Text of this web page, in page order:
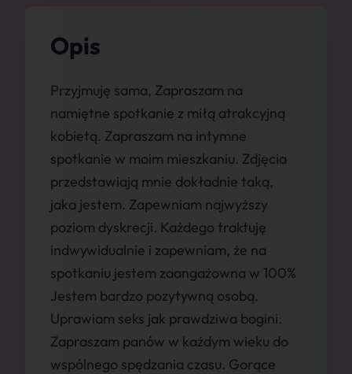
Opis
Przyjmuję sama, Zapraszam na
namiętne spotkanie z miłą atrakcyjną
kobietą. Zapraszam na intymne
spotkanie w moim mieszkaniu. Zdjęcia
przedstawiają mnie dokładnie taką,
jaka jestem. Zapewniam najwyższy
poziom dyskrecji. Każdego traktuję
indwywidualnie i zapewniam, że na
spotkaniu jestem zaangażowna w 100%
Jestem bardzo pozytywną osobą.
Uprawiam seks jak prawdziwa bogini.
Zapraszam panów w każdym wieku do
wspólnego spędzania czasu. Gorące